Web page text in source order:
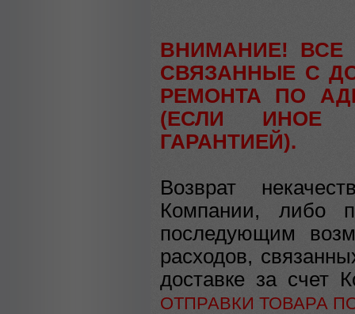
ВНИМАНИЕ! ВСЕ
СВЯЗАННЫЕ С
РЕМОНТА ПО
(ЕСЛИ ИНОЕ
ГАРАНТИЕЙ).
Возврат
Компании, либо
последующим
расходов,
доставке за счет
ОТПРАВКИ ТОВАРА